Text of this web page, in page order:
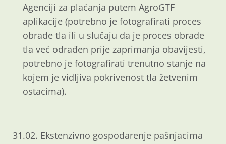
Agenciji za plaćanja putem AgroGTF
aplikacije (potrebno je fotografirati proces
obrade tla ili u slučaju da je proces obrade
tla već odrađen prije zaprimanja obavijesti,
potrebno je fotografirati trenutno stanje na
kojem je vidljiva pokrivenost tla žetvenim
ostacima).
31.02. Ekstenzivno gospodarenje pašnjacima